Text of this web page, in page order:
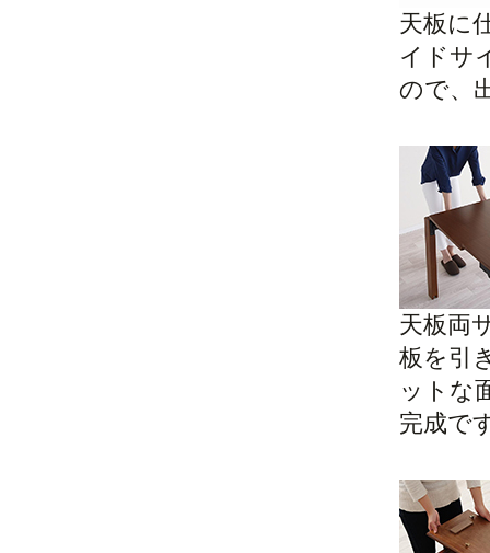
天板に
イドサ
ので、
天板両
板を引
ットな
完成で